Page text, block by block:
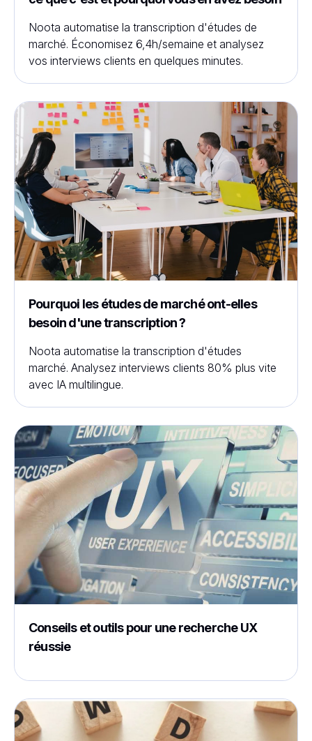
Noota automatise la transcription d'études de
marché. Économisez 6,4h/semaine et analysez
vos interviews clients en quelques minutes.
Pourquoi les études de marché ont-elles
besoin d'une transcription ?
Noota automatise la transcription d'études
marché. Analysez interviews clients 80% plus vite
avec IA multilingue.
Conseils et outils pour une recherche UX
réussie